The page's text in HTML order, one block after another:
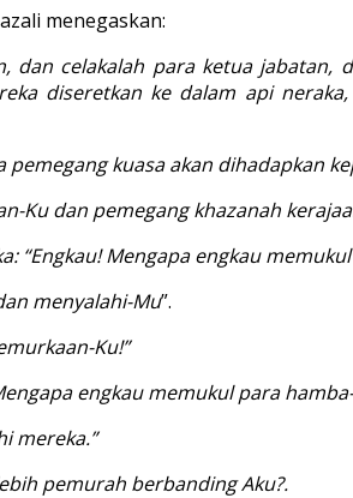
menegaskan:
dan celakalah para ketua
diseretkan ke dalam api
kuasa akan dihadapkan
Ku dan pemegang khazanah
Mengapa engkau
menyalahi-Mu”.
Ku!”
engkau memukul para
mereka.”
pemurah berbanding Aku?.